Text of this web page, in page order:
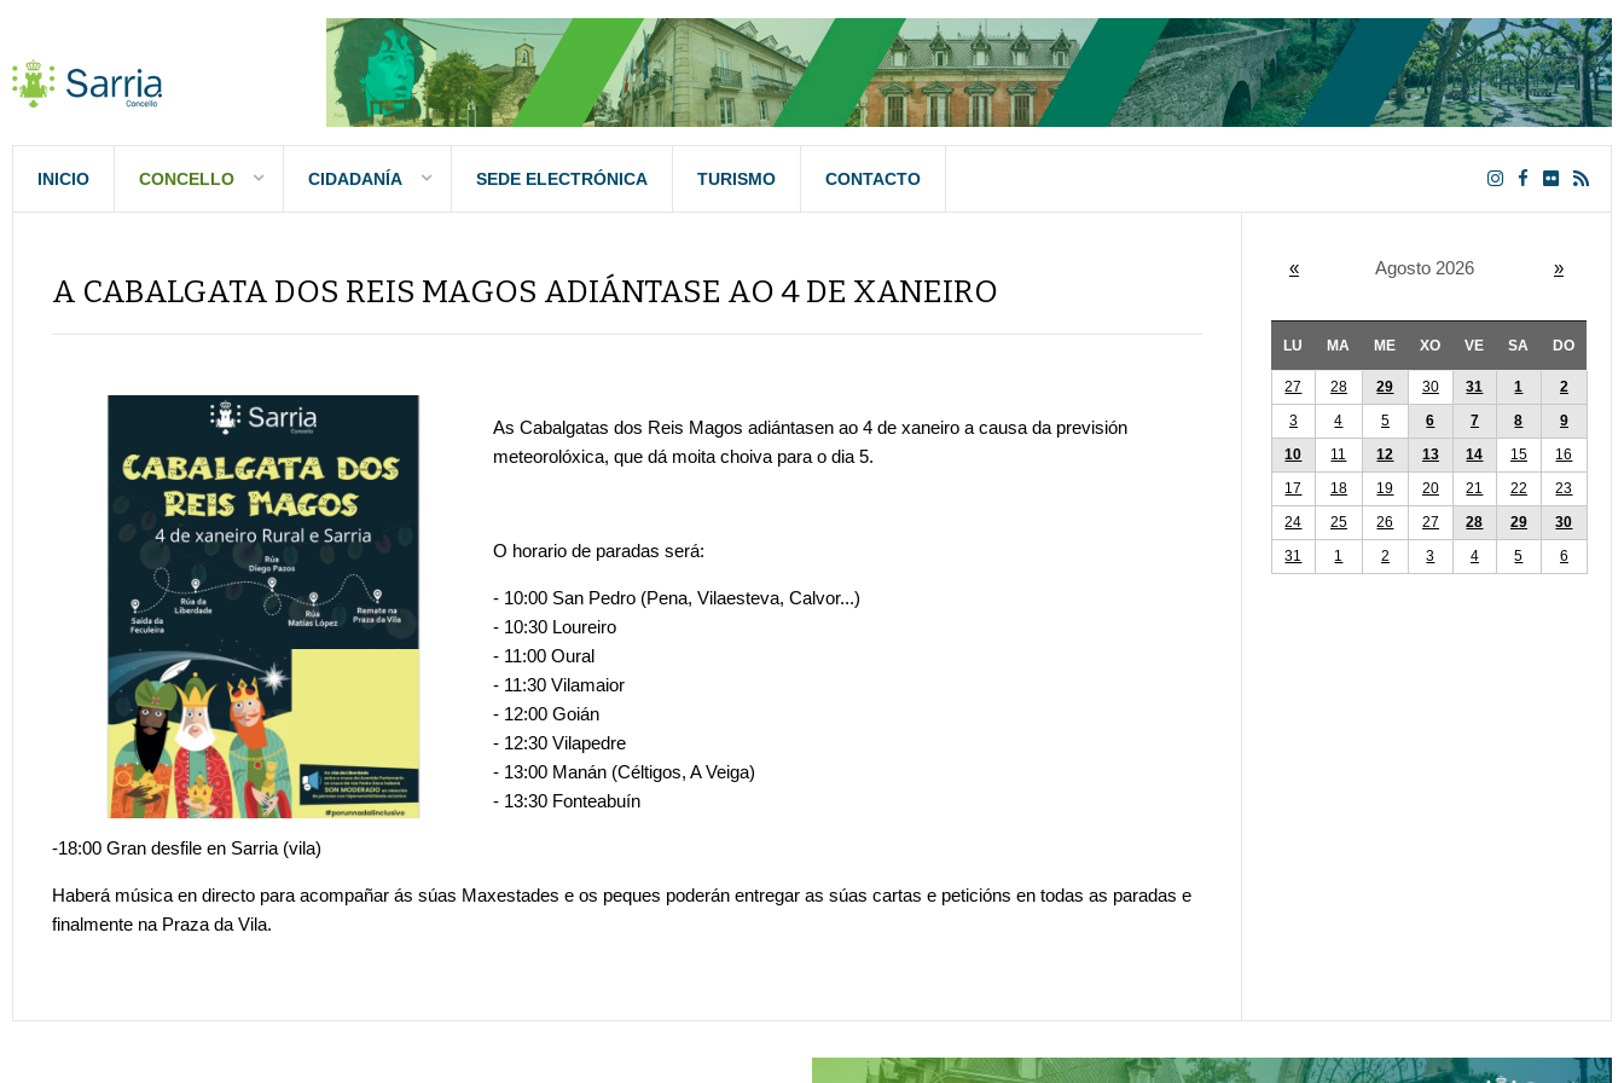
INICIO CONCELLO CIDADANÍA SEDE ELECTRÓNICA TURISMO CONTACTO
A CABALGATA DOS REIS MAGOS ADIÁNTASE AO 4 DE XANEIRO
As Cabalgatas dos Reis Magos adiántasen ao 4 de xaneiro a causa da previsión
meteorolóxica, que dá moita choiva para o dia 5.
O horario de paradas será:
- 10:00 San Pedro (Pena, Vilaesteva, Calvor...)
- 10:30 Loureiro
- 11:00 Oural
- 11:30 Vilamaior
- 12:00 Goián
- 12:30 Vilapedre
- 13:00 Manán (Céltigos, A Veiga)
- 13:30 Fonteabuín
-18:00 Gran desfile en Sarria (vila)
Haberá música en directo para acompañar ás súas Maxestades e os peques poderán entregar as súas cartas e peticións en todas as paradas e
finalmente na Praza da Vila.
« Agosto 2026 »
LU MA ME XO VE SA DO
27 28 29 30 31 1
2
3
4 5 6 7 8
9
10
11 12 13 14 15
16
17
18 19 20 21 22
23
24
25 26 27 28 29
30
31
1 2 3 4 5 6